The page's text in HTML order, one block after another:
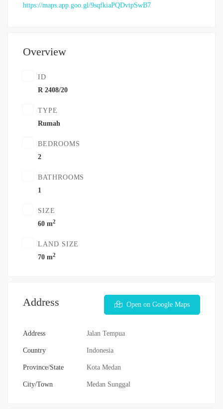
https://maps.app.goo.gl/9sqfkiaPQDvtpSwB7
Overview
ID
R 2408/20
TYPE
Rumah
BEDROOMS
2
BATHROOMS
1
SIZE
60 m2
LAND SIZE
70 m2
Address Open on Google Maps
Address Jalan Tempua
Country Indonesia
Province/State Kota Medan
City/Town Medan Sunggal